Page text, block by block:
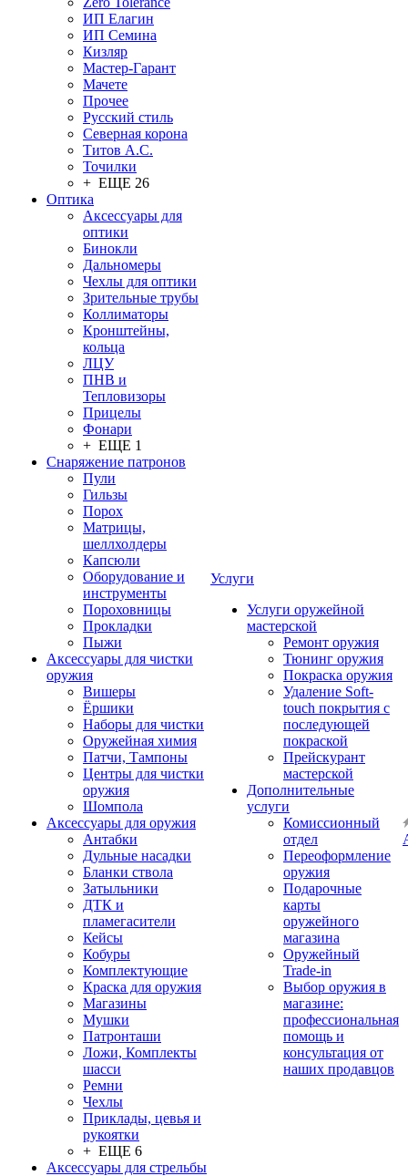
ИП Елагин
ИП Семина
Кизляр
Мастер-Гарант
Мачете
Прочее
Русский стиль
Северная корона
Титов А.С.
Точилки
+ ЕЩЕ 26
Оптика
Аксессуары для
оптики
Бинокли
Дальномеры
Чехлы для оптики
Зрительные трубы
Коллиматоры
Кронштейны,
кольца
ЛЦУ
ПНВ и
Тепловизоры
Прицелы
Фонари
+ ЕЩЕ 1
Снаряжение патронов
Пули
Гильзы
Порох
Матрицы,
шеллхолдеры
Капсюли
Оборудование и
инструменты
Пороховницы
Прокладки
Пыжи
Аксессуары для чистки
оружия
Вишеры
Ёршики
Наборы для чистки
Оружейная химия
Патчи, Тампоны
Центры для чистки
оружия
Шомпола
Аксессуары для оружия
Антабки
Дульные насадки
Бланки ствола
Затыльники
ДТК и
пламегасители
Кейсы
Кобуры
Комплектующие
Краска для оружия
Магазины
Мушки
Патронташи
Ложи, Комплекты
шасси
Ремни
Чехлы
Приклады, цевья и
рукоятки
+ ЕЩЕ 6
Аксессуары для стрельбы
Услуги
Услуги оружейной
мастерской
Ремонт оружия
Тюнинг оружия
Покраска оружия
Удаление Soft-
touch покрытия с
последующей
покраской
Прейскурант
мастерской
Дополнительные
услуги
Комиссионный
отдел
Переоформление
оружия
Подарочные
карты
оружейного
магазина
Оружейный
Trade-in
Выбор оружия в
магазине:
профессиональная
помощь и
консультация от
наших продавцов